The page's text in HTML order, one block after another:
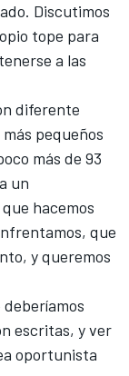
Discutimos
tope para
a las
diferente
pequeños
más de 93
un
hacemos
que
y queremos
escritas, y ver
oportunista